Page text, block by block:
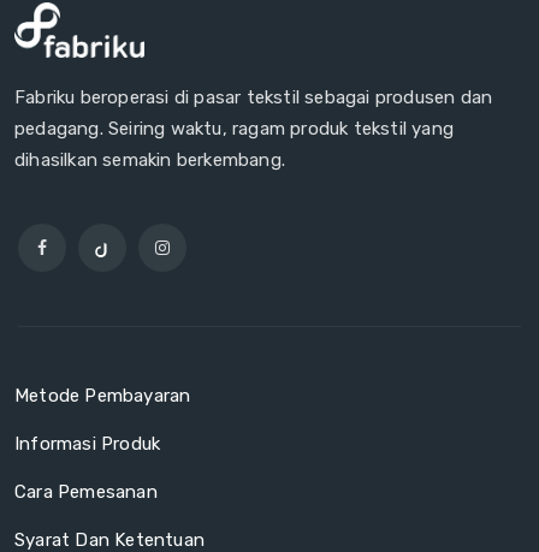
Fabriku beroperasi di pasar tekstil sebagai produsen dan
pedagang. Seiring waktu, ragam produk tekstil yang
dihasilkan semakin berkembang.
Metode Pembayaran
Informasi Produk
Cara Pemesanan
Syarat Dan Ketentuan